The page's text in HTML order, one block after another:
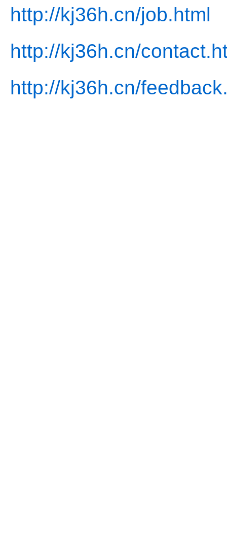
http://kj36h.cn/job.html
http://kj36h.cn/
http://kj36h.cn/